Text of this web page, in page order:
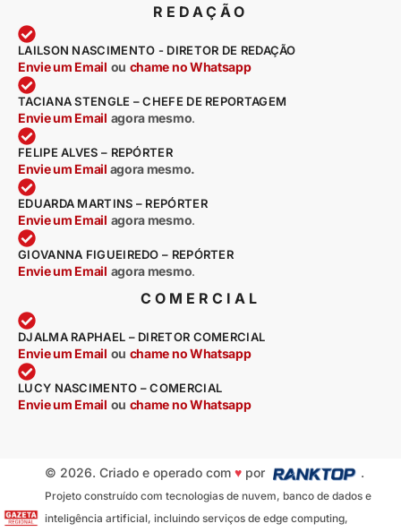
REDAÇÃO
LAILSON NASCIMENTO - DIRETOR DE REDAÇÃO
Envie um Email ou chame no Whatsapp
TACIANA STENGLE – CHEFE DE REPORTAGEM
Envie um Email agora mesmo.
FELIPE ALVES – REPÓRTER
Envie um Email agora mesmo.
EDUARDA MARTINS – REPÓRTER
Envie um Email agora mesmo.
GIOVANNA FIGUEIREDO – REPÓRTER
Envie um Email agora mesmo.
COMERCIAL
DJALMA RAPHAEL – DIRETOR COMERCIAL
Envie um Email ou chame no Whatsapp
LUCY NASCIMENTO – COMERCIAL
Envie um Email ou chame no Whatsapp
© 2026. Criado e operado com ♥por .
Projeto construído com tecnologias de nuvem, banco de dados e
inteligência artificial, incluindo serviços de edge computing,